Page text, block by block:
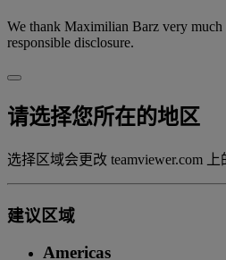
We thank Maximilian Barz very
responsible disclosure.
请选择您所在的地区
选择区域会更改 teamviewer.com
建议区域
Americas